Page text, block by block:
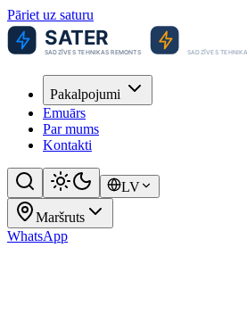
Pāriet uz saturu
Pakalpojumi
Emuārs
Par mums
Kontakti
LV
Maršruts
WhatsApp